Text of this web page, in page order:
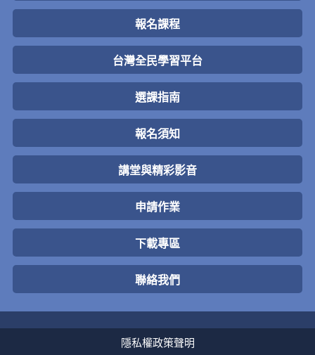
報名課程
台灣全民學習平台
選課指南
報名須知
講堂與精彩影音
申請作業
下載專區
聯絡我們
隱私權政策聲明